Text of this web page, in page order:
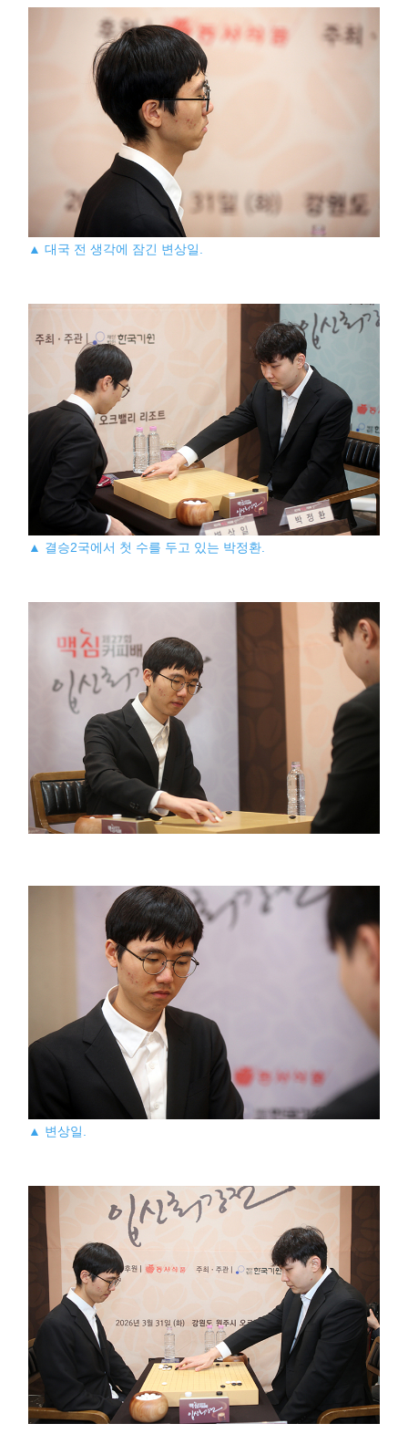
▲ 대국 전 생각에 잠긴 변상일.
▲ 결승2국에서 첫 수를 두고 있는 박정환.
▲ 변상일.